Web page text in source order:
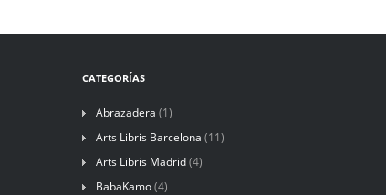
CATEGORÍAS
Abrazadera (1)
Arts Libris Barcelona (11)
Arts Libris Madrid(4)
BabaKamo(4)